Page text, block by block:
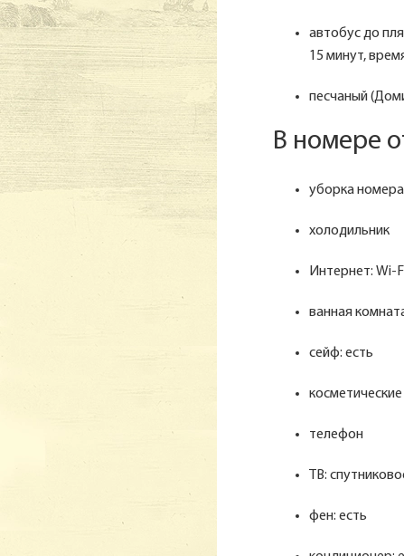
автобус до
15 минут,
песчаный
В номере
уборка
холодильник
Интернет: Wi-
ванная
сейф: есть
телефон
ТВ:
фен: есть